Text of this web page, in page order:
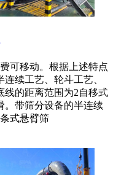
可移动。根据上述特点
续工艺、轮斗工艺、
的距离范围为2自移式
。带筛分设备的半连续
式悬臂筛